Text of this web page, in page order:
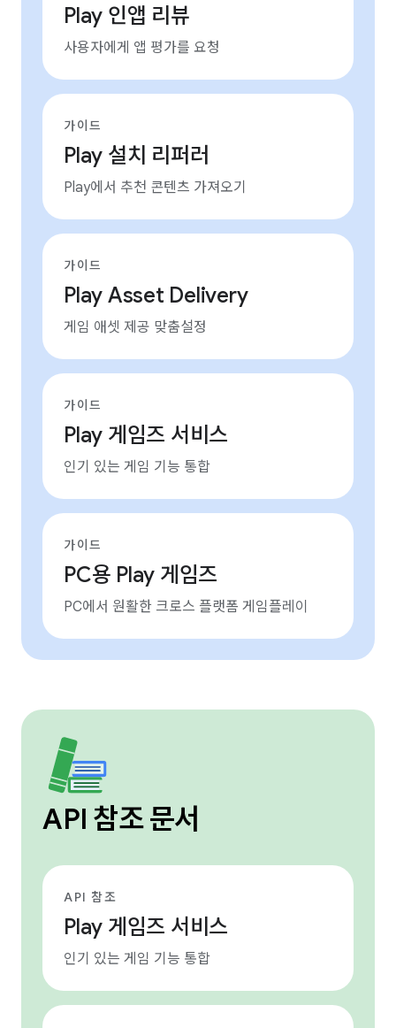
Play 인앱 리뷰
사용자에게 앱 평가를 요청
가이드
Play 설치 리퍼러
Play에서 추천 콘텐츠 가져오기
가이드
Play Asset Delivery
게임 애셋 제공 맞춤설정
가이드
Play 게임즈 서비스
인기 있는 게임 기능 통합
가이드
PC용 Play 게임즈
PC에서 원활한 크로스 플랫폼 게임플레이
API 참조 문서
API 참조
Play 게임즈 서비스
인기 있는 게임 기능 통합